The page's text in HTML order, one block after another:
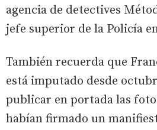
agencia de detectives
jefe superior de la Policía
También recuerda que
está imputado desde
publicar en portada las
habían firmado un